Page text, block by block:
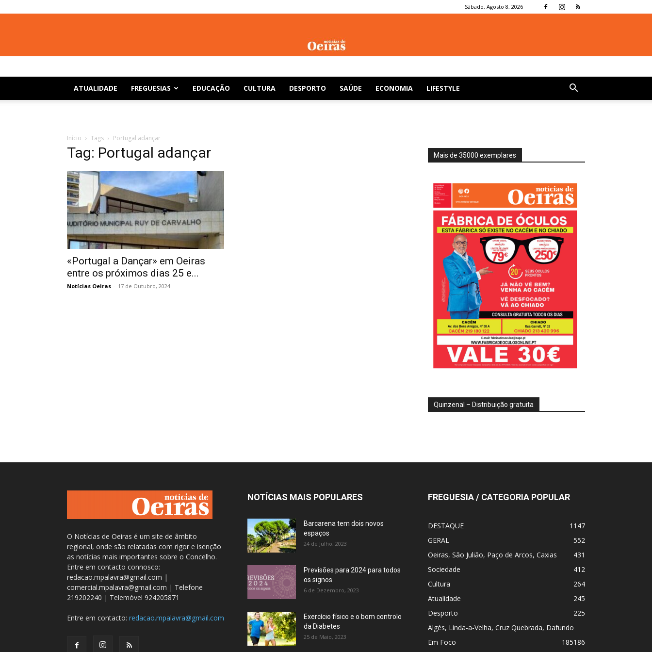
Sábado, Agosto 8, 2026
Notícias
ATUALIDADE FREGUESIAS EDUCAÇÃO CULTURA DESPORTO SAÚDE ECONOMIA LIFESTYLE
Início Tags Portugal adançar
Tag: Portugal adançar
«Portugal a Dançar» em Oeiras
entre os próximos dias 25 e...
Notícias Oeiras - 17 de Outubro, 2024
Mais de 35000 exemplares
Quinzenal – Distribuição gratuita
O Notícias de Oeiras é um site de âmbito
regional, onde são relatadas com rigor e isenção
as notícias mais importantes sobre o Concelho.
Entre em contacto connosco:
redacao.mpalavra@gmail.com |
comercial.mpalavra@gmail.com | Telefone
219202240 | Telemóvel 924205871
Entre em contacto: redacao.mpalavra@gmail.com
NOTÍCIAS MAIS POPULARES
Barcarena tem dois novos
espaços
24 de Julho, 2023
Previsões para 2024 para todos
os signos
6 de Dezembro, 2023
Exercício físico e o bom controlo
da Diabetes
25 de Maio, 2023
FREGUESIA / CATEGORIA POPULAR
DESTAQUE
1147
GERAL
552
Oeiras, São Julião, Paço de Arcos, Caxias
431
Sociedade
412
Cultura
264
Atualidade
245
Desporto
225
Algés, Linda-a-Velha, Cruz Quebrada, Dafundo
186
Em Foco 185